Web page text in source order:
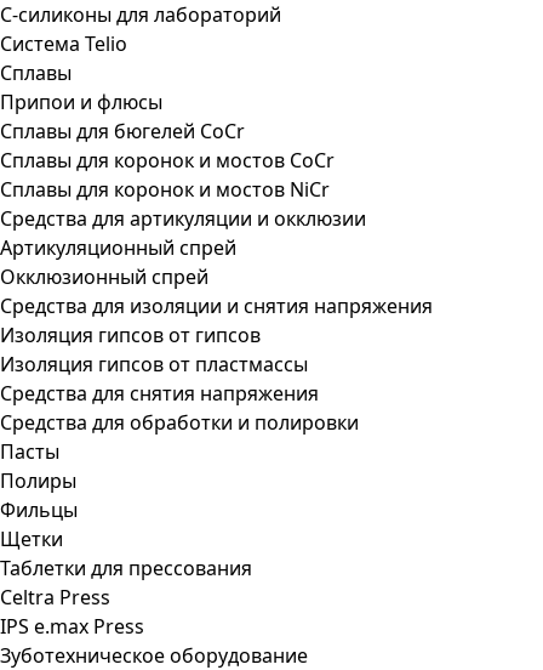
С-силиконы для лабораторий
Система Telio
Сплавы
Припои и флюсы
Сплавы для бюгелей CoCr
Сплавы для коронок и мостов CoCr
Сплавы для коронок и мостов NiCr
Средства для артикуляции и окклюзии
Артикуляционный спрей
Окклюзионный спрей
Средства для изоляции и снятия напряжения
Изоляция гипсов от гипсов
Изоляция гипсов от пластмассы
Средства для снятия напряжения
Средства для обработки и полировки
Пасты
Полиры
Фильцы
Щетки
Таблетки для прессования
Celtra Press
IPS e.max Press
Зуботехническое оборудование